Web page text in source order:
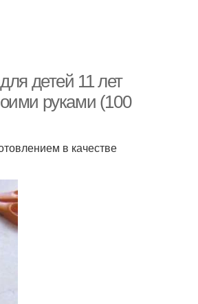
детей 11 лет
руками (100
в качестве